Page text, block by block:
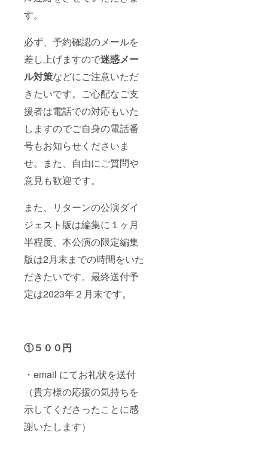
す。
必ず、予約確認のメールを
差し上げますので迷惑メー
ル対策などにご注意いただ
きたいです。ご心配なご支
援者は電話での対応もいた
しますのでご自身の電話番
号もお知らせくださいま
せ。また、自由にご質問や
意見も歓迎です。
また、リターンの公演ダイ
ジェスト版は編集に１ヶ月
半程度、本公演の限定編集
版は2月末までの時間をいた
だきたいです。最終送付予
定は2023年２月末です。
①５００円
・email にてお礼状を送付
（貴方様の応援の気持ちを
示してくださったことに感
謝いたします）